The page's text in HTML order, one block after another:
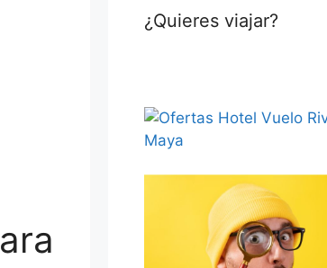
¿Quieres viajar?